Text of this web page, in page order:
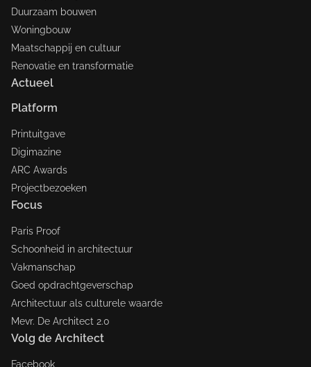
Duurzaam bouwen
Woningbouw
Maatschappij en cultuur
Renovatie en transformatie
Actueel
Platform
Printuitgave
Digimazine
ARC Awards
Projectbezoeken
Focus
Paris Proof
Schoonheid in architectuur
Vakmanschap
Goed opdrachtgeverschap
Architectuur als culturele waarde
Mevr. De Architect 2.0
Volg de Architect
Facebook